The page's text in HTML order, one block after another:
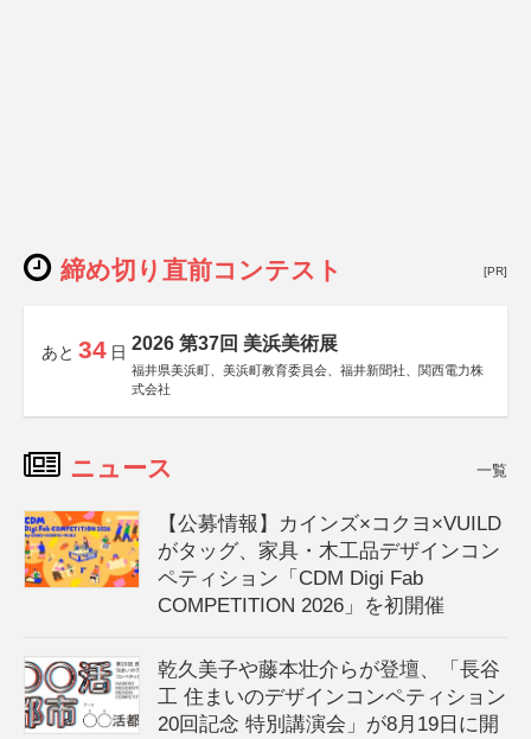
締め切り直前コンテスト [PR]
あと 34 日 2026 第37回 美浜美術展
福井県美浜町、美浜町教育委員会、福井新聞社、関西電力株
式会社
ニュース 一覧
【公募情報】カインズ×コクヨ×VUILD
がタッグ、家具・木工品デザインコン
ペティション「CDM Digi Fab
COMPETITION 2026」を初開催
乾久美子や藤本壮介らが登壇、「長谷
工 住まいのデザインコンペティション
20回記念 特別講演会」が8月19日に開